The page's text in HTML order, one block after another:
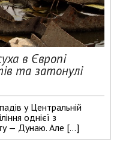
в Європі
та затонулі
у Центральній
однієї з
— Дунаю. Але […]